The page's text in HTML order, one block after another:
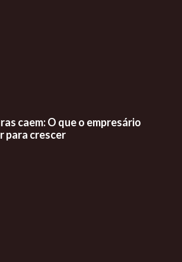
caem: O que o empresário
para crescer